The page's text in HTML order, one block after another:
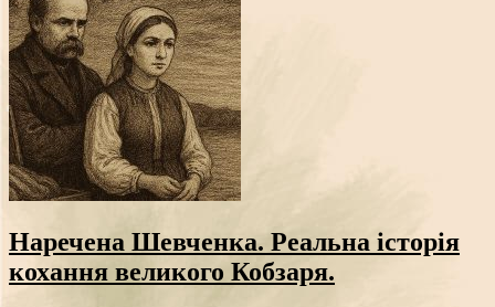
Наречена Шевченка. Реальна історія
кохання великого Кобзаря.